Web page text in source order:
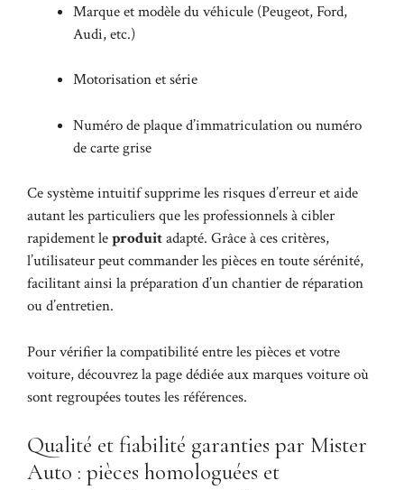
Marque et modèle du véhicule (Peugeot, Ford,
Audi, etc.)
Motorisation et série
Numéro de plaque d’immatriculation ou numéro
de carte grise
Ce système intuitif supprime les risques d’erreur et aide
autant les particuliers que les professionnels à cibler
rapidement leproduitadapté. Grâce à ces critères,
l’utilisateur peut commander les pièces en toute sérénité,
facilitant ainsi la préparation d’un chantier de réparation
ou d’entretien.
Pour vérifier la compatibilité entre les pièces et votre
voiture, découvrez la page dédiée auxmarques voitureoù
sont regroupées toutes les références.
Qualité et fiabilité garanties par Mister
Auto : pièces homologuées et